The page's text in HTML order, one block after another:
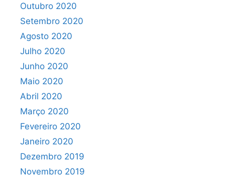
Outubro 2020
Setembro 2020
Agosto 2020
Julho 2020
Junho 2020
Maio 2020
Abril 2020
Março 2020
Fevereiro 2020
Janeiro 2020
Dezembro 2019
Novembro 2019